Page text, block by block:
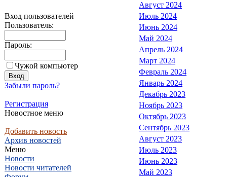
Вход пользователей
Пользователь:
Пароль:
Чужой компьютер
Забыли пароль?
Регистрация
Новостное меню
Добавить новость
Архив новостей
Меню
Новости
Новости читателей
Август 2024
Июль 2024
Июнь 2024
Май 2024
Апрель 2024
Март 2024
Февраль 2024
Январь 2024
Декабрь 2023
Ноябрь 2023
Октябрь 2023
Сентябрь 2023
Август 2023
Июль 2023
Июнь 2023
Май 2023